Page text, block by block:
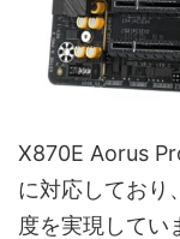
X870E Aorus
に対応しており
度を実現してい